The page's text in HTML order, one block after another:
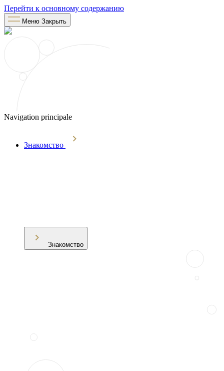
Перейти к основному содержанию
Меню Закрыть
Navigation principale
Знакомство
Знакомство